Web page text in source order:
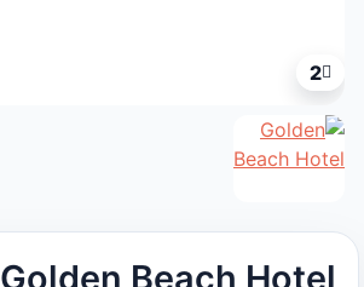
2
Golden Beach Hotel